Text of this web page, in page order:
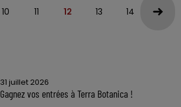
10 11 12 13 14 15
31 juillet 2026
Gagnez vos entrées à Terra Botanica !